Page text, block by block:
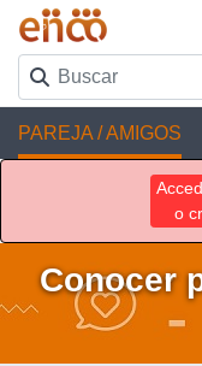
PAREJA / AMIGOS
o
Conocer